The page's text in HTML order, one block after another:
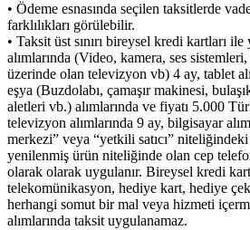
• Ödeme esnasında seçilen taksitlerde
farklılıkları görülebilir.
• Taksit üst sınırı bireysel kredi kartları
alımlarında (Video, kamera, ses
üzerinde olan televizyon vb) 4 ay, tablet
eşya (Buzdolabı, çamaşır makinesi,
aletleri vb.) alımlarında ve fiyatı 5.000
televizyon alımlarında 9 ay, bilgisayar
merkezi” veya “yetkili satıcı”
yenilenmiş ürün niteliğinde olan cep
olarak olarak uygulanır. Bireysel kredi
telekomünikasyon, hediye kart, hediye
herhangi somut bir mal veya hizmeti
alımlarında taksit uygulanamaz.